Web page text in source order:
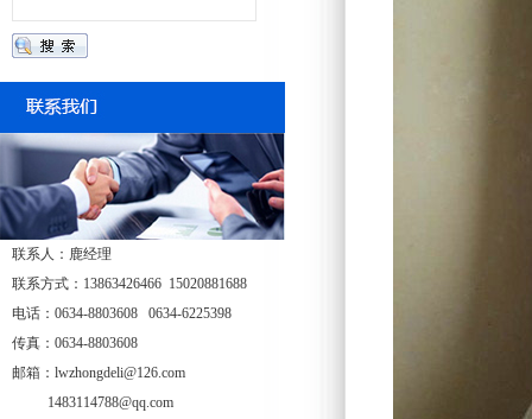
联系人：鹿经理
联系方式：13863426466 15020881688
电话：0634-8803608 0634-6225398
传真：0634-8803608
邮箱：lwzhongdeli@126.com
1483114788@qq.com